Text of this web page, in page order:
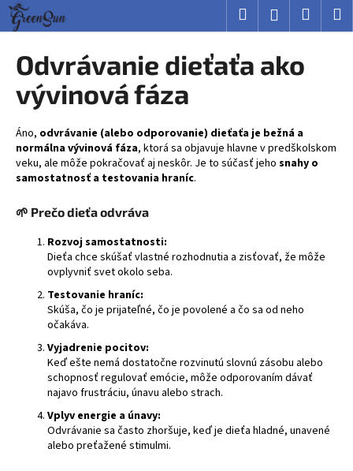
Prejsť
obsah
Hľadať Prihlásenie
Odvrávanie dieťaťa ako
vývinová fáza
Áno, odvrávanie (alebo odporovanie) dieťaťa je bežná a
normálna vývinová fáza, ktorá sa objavuje hlavne v predškolskom
veku, ale môže pokračovať aj neskôr. Je to súčasť jeho snahy o
samostatnosť a testovania hraníc.
🌱 Prečo dieťa odvráva
Rozvoj samostatnosti:
Dieťa chce skúšať vlastné rozhodnutia a zisťovať, že môže
ovplyvniť svet okolo seba.
Testovanie hraníc:
Skúša, čo je prijateľné, čo je povolené a čo sa od neho
očakáva.
Vyjadrenie pocitov:
Keď ešte nemá dostatočne rozvinutú slovnú zásobu alebo
schopnosť regulovať emócie, môže odporovaním dávať
najavo frustráciu, únavu alebo strach.
Vplyv energie a únavy:
Odvrávanie sa často zhoršuje, keď je dieťa hladné, unavené
alebo preťažené stimulmi.
K
o
Č
o
p
o
t
r
e